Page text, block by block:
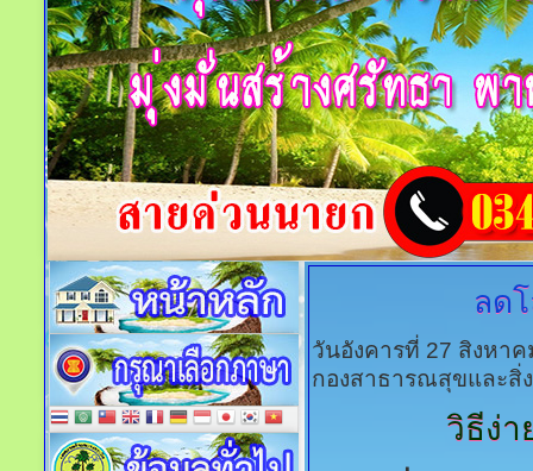
ลด
วันอังคารที่ 27 สิงหา
กองสาธารณสุขและสิ่
วิธีง่า